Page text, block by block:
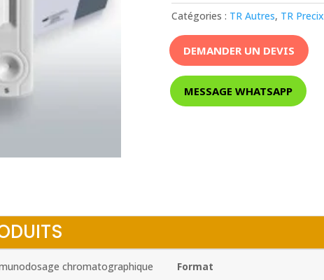
Catégories : TR Autres, TR Precix
DEMANDER UN DEVIS
MESSAGE WHATSAPP
chromatographique Format